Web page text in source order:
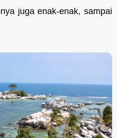
juga enak-enak, sampai